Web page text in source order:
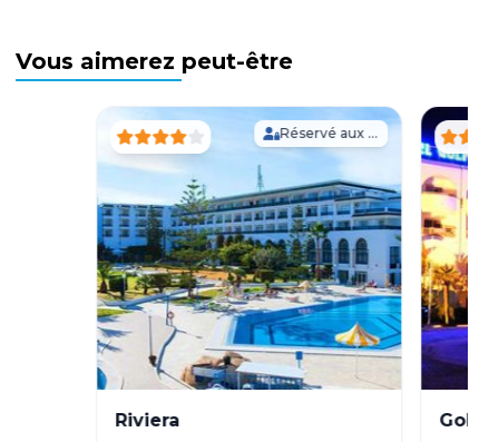
Vous aimerez peut-être
Réservé aux Adultes
Riviera Golf